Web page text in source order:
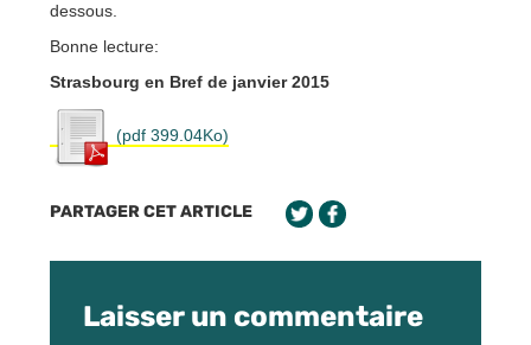
dessous.
Bonne lecture:
Strasbourg en Bref de janvier 2015
(pdf 399.04Ko)
PARTAGER CET ARTICLE
Laisser un commentaire